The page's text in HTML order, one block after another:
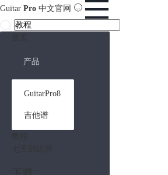
Guitar Pro 中文官网
产品
GuitarPro8
吉他谱